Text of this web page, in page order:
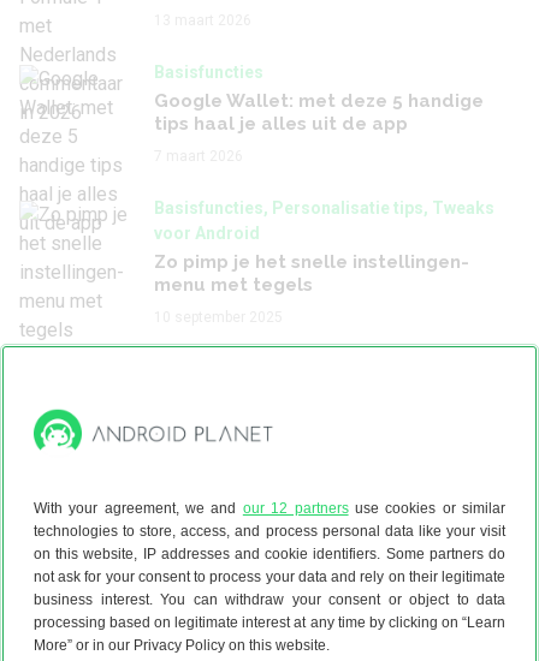
With your agreement, we and our 12 partnersuse cookies or similar
technologies to store, access, and process personal data like your visit
on this website, IP addresses and cookie identifiers. Some partners do
not ask for your consent to process your data and rely on their legitimate
business interest. You can withdraw your consent or object to data
processing based on legitimate interest at any time by clicking on “Learn
More” or in our Privacy Policy on this website.
Basisfuncties
Google Wallet: met deze 5 handige
tips haal je alles uit de app
Basisfuncties, Personalisatie tips, Tweaks
voor Android
Zo pimp je het snelle instellingen-
menu met tegels
account of -gesprek (+ video!)
Basisfuncties, Bellen en berichten tips,
WhatsApp
Tip: zo bewerk je verstuurde berichten
op WhatsApp
1 mei 2025